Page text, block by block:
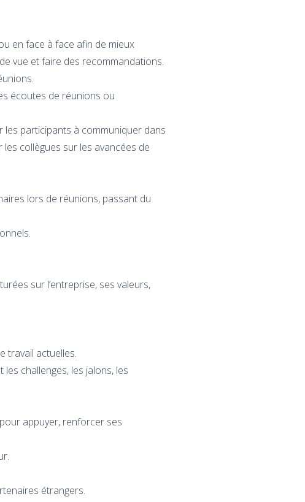
en face à face afin de mieux
vue et faire des recommandations.
écoutes de réunions ou
participants à communiquer dans
collègues sur les avancées de
lors de réunions, passant du
sur l’entreprise, ses valeurs,
travail actuelles.
challenges, les jalons, les
appuyer, renforcer ses
étrangers.